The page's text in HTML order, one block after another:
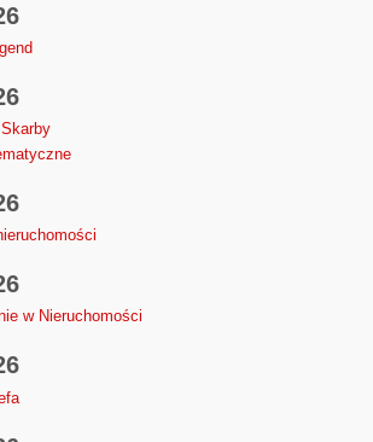
w Nieruchomości